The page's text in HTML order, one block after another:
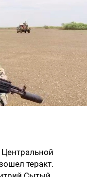
теракт.